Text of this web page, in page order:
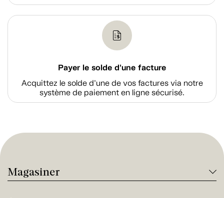
Payer le solde d'une facture
Acquittez le solde d’une de vos factures via notre
système de paiement en ligne sécurisé.
Magasiner